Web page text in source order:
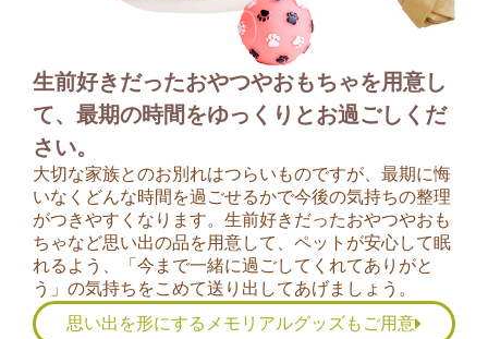
生前好きだったおやつやおもちゃを用意し
て、最期の時間をゆっくりとお過ごしくだ
さい。
大切な家族とのお別れはつらいものですが、最期に悔
いなくどんな時間を過ごせるかで今後の気持ちの整理
がつきやすくなります。生前好きだったおやつやおも
ちゃなど思い出の品を用意して、ペットが安心して眠
れるよう、「今まで一緒に過ごしてくれてありがと
う」の気持ちをこめて送り出してあげましょう。
思い出を形にするメモリアルグッズもご用意